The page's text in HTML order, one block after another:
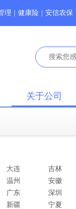
理 健康险 安信农保
关于公司
大连 吉林
温州 安徽
广东 深圳
新疆 宁夏